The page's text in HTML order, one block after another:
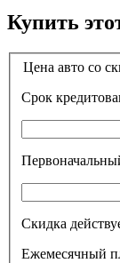
Купить
Цена авто со
Срок
Скидка
Ежемесячный